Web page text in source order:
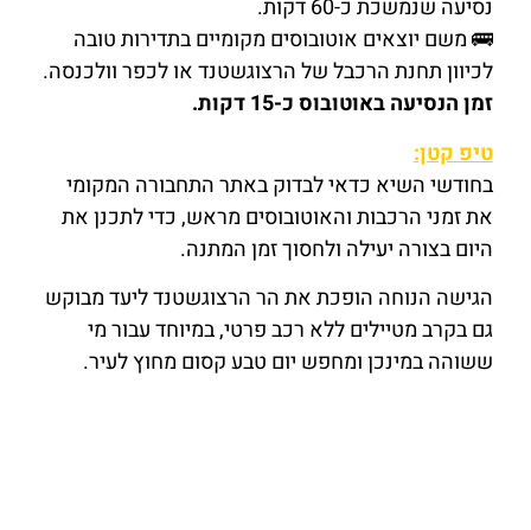
נסיעה שנמשכת כ-60 דקות.
🚌 משם יוצאים אוטובוסים מקומיים בתדירות טובה
לכיוון תחנת הרכבל של הרצוגשטנד או לכפר וולכנסה.
זמן הנסיעה באוטובוס כ-15 דקות.
טיפ קטן:
בחודשי השיא כדאי לבדוק באתר התחבורה המקומי
את זמני הרכבות והאוטובוסים מראש, כדי לתכנן את
היום בצורה יעילה ולחסוך זמן המתנה.
הגישה הנוחה הופכת את הר הרצוגשטנד ליעד מבוקש
גם בקרב מטיילים ללא רכב פרטי, במיוחד עבור מי
ששוהה במינכן ומחפש יום טבע קסום מחוץ לעיר.